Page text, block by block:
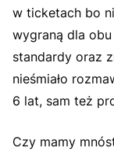
w ticketach bo
wygraną dla
standardy oraz
nieśmiało
6 lat, sam też
Czy mamy